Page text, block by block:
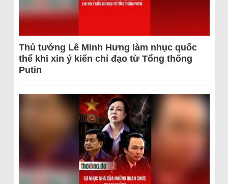
Thủ tướng Lê Minh Hưng làm nhục quốc
thể khi xin ý kiến chỉ đạo từ Tổng thống
Putin